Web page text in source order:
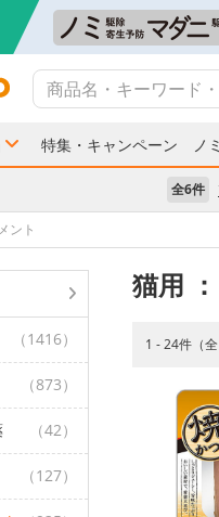
特集・キャンペーン ノ
全6件
ント
（1416）
（873）
（42）
（127）
猫用
1 - 24件（